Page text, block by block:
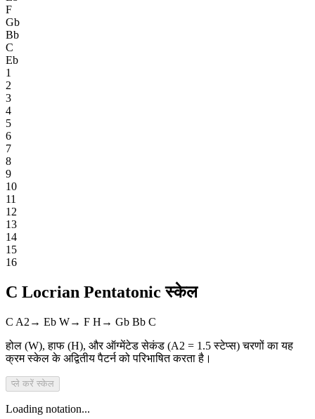
F
Gb
Bb
C
Eb
1
2
3
4
5
6
7
8
9
10
11
12
13
14
15
16
C Locrian Pentatonic स्केल
C A2 → Eb W→ F H → Gb Bb C
होल (W), हाफ (H), और ऑग्मेंटेड सेकंड (A2 = 1.5 स्टेप्स) चरणों का यह
क्रम स्केल के अद्वितीय पैटर्न को परिभाषित करता है।
प्ले करें स्केल
Loading notation...